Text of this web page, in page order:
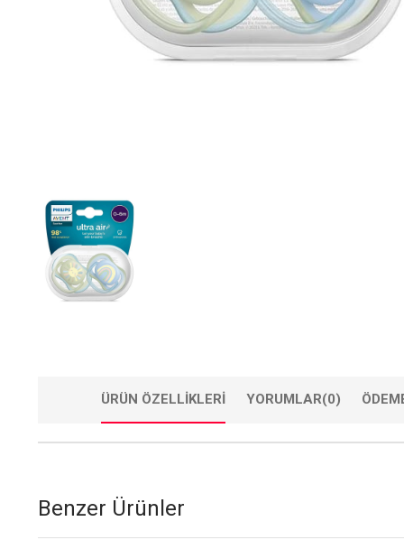
ÜRÜN ÖZELLIKLERI YORUMLAR(0)
Benzer Ürünler